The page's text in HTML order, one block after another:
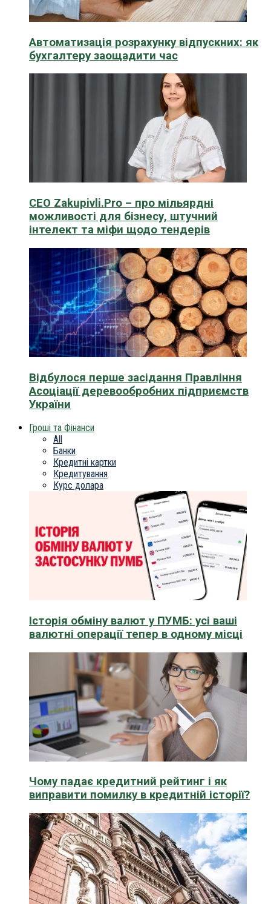
Автоматизація розрахунку відпускних: як
бухгалтеру заощадити час
CEO Zakupivli.Pro – про мільярдні
можливості для бізнесу, штучний
інтелект та міфи щодо тендерів
Відбулося перше засідання Правління
Асоціації деревообробних підприємств
України
Гроші та Фінанси
All
Банки
Кредитні картки
Кредитування
Курс долара
Історія обміну валют у ПУМБ: усі ваші
валютні операції тепер в одному місці
Чому падає кредитний рейтинг і як
виправити помилку в кредитній історії?